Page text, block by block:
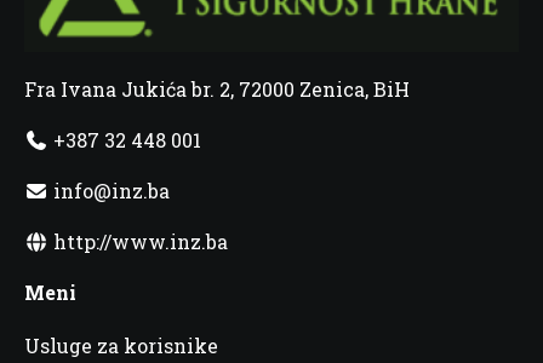
Fra Ivana Jukića br. 2, 72000 Zenica, BiH
+387 32 448 001
info@inz.ba
http://www.inz.ba
Meni
Usluge za korisnike